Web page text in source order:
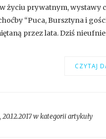
życiu prywatnym, wystawy
“Puca, Bursztyna i
przez lata. Dziś
CZYTAJ
, 20.12.2017 w kategoriiartykuły